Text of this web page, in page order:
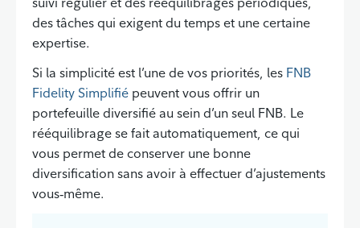
des tâches qui exigent du temps et une certaine
expertise.
Si la simplicité est l’une de vos priorités, les FNB
Fidelity Simplifié peuvent vous offrir un
portefeuille diversifié au sein d’un seul FNB. Le
rééquilibrage se fait automatiquement, ce qui
vous permet de conserver une bonne
diversification sans avoir à effectuer d’ajustements
vous‑même.